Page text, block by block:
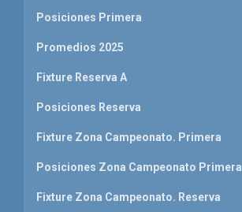
Posiciones Primera
Promedios 2025
Fixture Reserva A
Posiciones Reserva
Fixture Zona Campeonato. Primera
Posiciones Zona Campeonato Primera
Fixture Zona Campeonato. Reserva